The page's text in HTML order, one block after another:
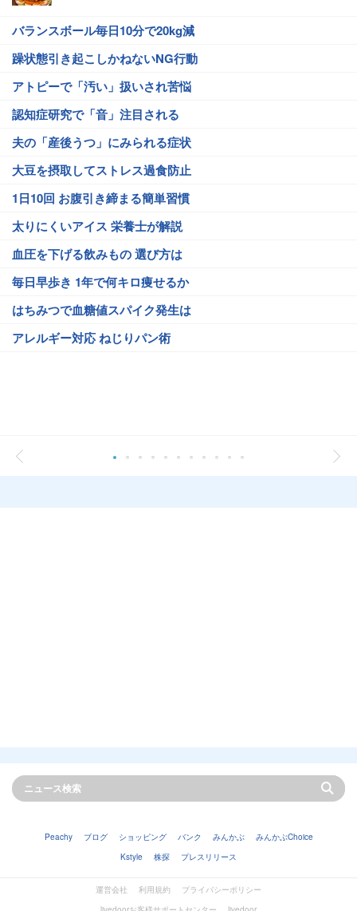
バランスボール毎日10分で20kg減
躁状態引き起こしかねないNG行動
アトピーで「汚い」扱いされ苦悩
認知症研究で「音」注目される
夫の「産後うつ」にみられる症状
大豆を摂取してストレス過食防止
1日10回 お腹引き締まる簡単習慣
太りにくいアイス 栄養士が解説
血圧を下げる飲みもの 選び方は
毎日早歩き 1年で何キロ痩せるか
はちみつで血糖値スパイク発生は
アレルギー対応 ねじりパン術
Peachy ブログ ショッピング バンク みんかぶ
みんかぶChoice
Kstyle
株探 プレスリリース
運営会社 利用規約
プライバシーポリシー